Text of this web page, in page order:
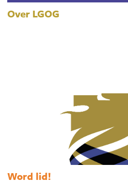
Over LGOG
Word lid!